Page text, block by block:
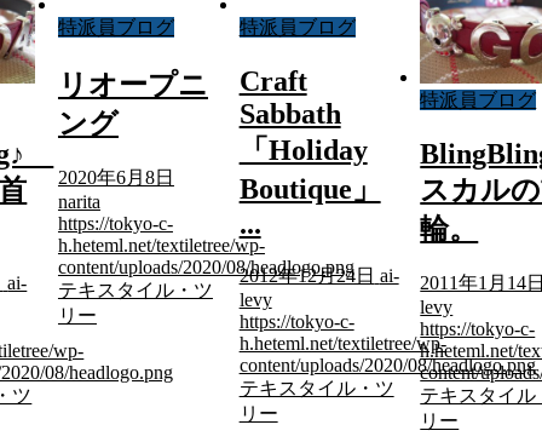
ai-
wp-
08/headlogo.png
ツ
特派員ブログ
リオープニ
ング
2020年6月8日
narita
https://tokyo-c-
h.heteml.net/textiletree/wp-
content/uploads/2020/08/headlogo.png
テキスタイル・ツ
リー
特派員ブログ
Craft
Sabbath
「Holiday
Boutique」
...
2012年12月24日 ai-
levy
https://tokyo-c-
h.heteml.net/textiletree/wp-
content/uploads/2020/08/headlogo.png
テキスタイル・ツ
リー
特派員ブログ
スカル
輪。
2011年1月14
levy
https://tokyo-c-
h.heteml.net/
content/
テキスタイル
リー